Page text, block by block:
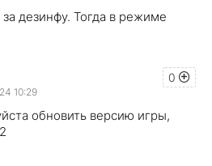
дезинфу. Тогда в режиме
0
10:29
обновить версию игры,